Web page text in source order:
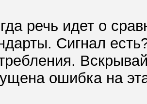
речь идет о
Сигнал
ошибка на